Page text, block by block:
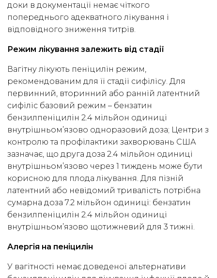
доки в документації немає чіткого
попереднього адекватного лікування і
відповідного зниження титрів.
Режим лікування залежить від стадії
Вагітну лікують пеніцилін режим,
рекомендованим для її стадії сифілісу. Для
первинний, вторинний або ранній латентний
сифіліс базовий режим – бензатин
бензилпеніцилін 2.4 мільйон одиниці
внутрішньом’язово одноразовий доза; Центри з
контролю та профілактики захворювань США
зазначає, що друга доза 2.4 мільйон одиниці
внутрішньом’язово через 1 тиждень може бути
корисною для плода лікування. Для пізній
латентний або невідомий тривалість потрібна
сумарна доза 7.2 мільйон одиниці: бензатин
бензилпеніцилін 2.4 мільйон одиниці
внутрішньом’язово щотижневий для 3 тижні.
Алергія на пеніцилін
У вагітності немає доведеної альтернативи